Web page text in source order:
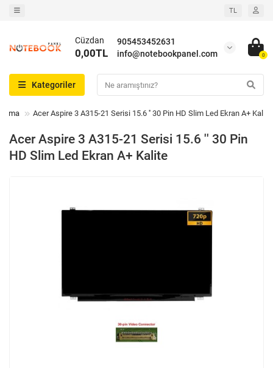
TL
905453452631
info@notebookpanel.com
Cüzdan
0,00TL 0
Kategoriler
Acer Aspire 3 A315-21 Serisi 15.6 '' 30 Pin HD Slim Led Ekran A+ Kalite
Acer Aspire 3 A315-21 Serisi 15.6 '' 30 Pin
HD Slim Led Ekran A+ Kalite